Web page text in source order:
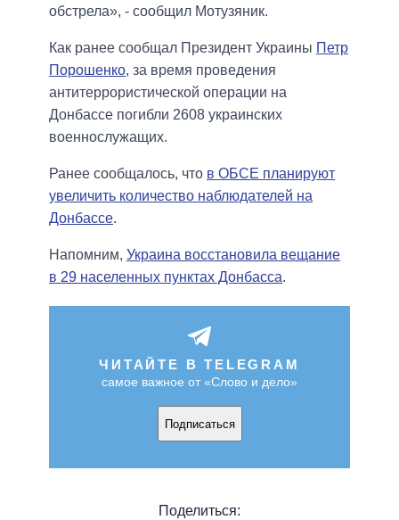
обстрела», - сообщил Мотузяник.
Как ранее сообщал Президент Украины Петр
Порошенко, за время проведения
антитеррористической операции на
Донбассе погибли 2608 украинских
военнослужащих.
Ранее сообщалось, что в ОБСЕ планируют
увеличить количество наблюдателей на
Донбассе.
Напомним, Украина восстановила вещание
в 29 населенных пунктах Донбасса.
ЧИТАЙТЕ В TELEGRAM
самое важное от «Слово и дело»
Подписаться
Поделиться: